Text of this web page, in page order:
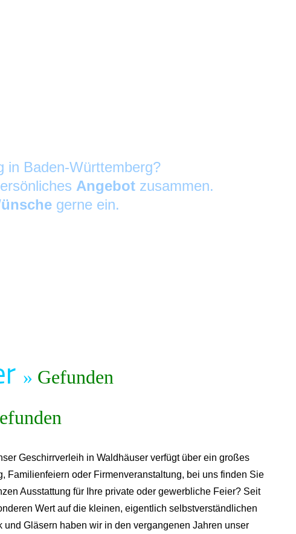
in Baden-Württemberg?
Angebot zusammen.
gerne ein.
» Gefunden
Geschirrverleih in Waldhäuser verfügt über ein großes
Familienfeiern oder Firmenveranstaltung, bei uns finden Sie
Ausstattung für Ihre private oder gewerbliche Feier? Seit
Wert auf die kleinen, eigentlich selbstverständlichen
Gläsern haben wir in den vergangenen Jahren unser